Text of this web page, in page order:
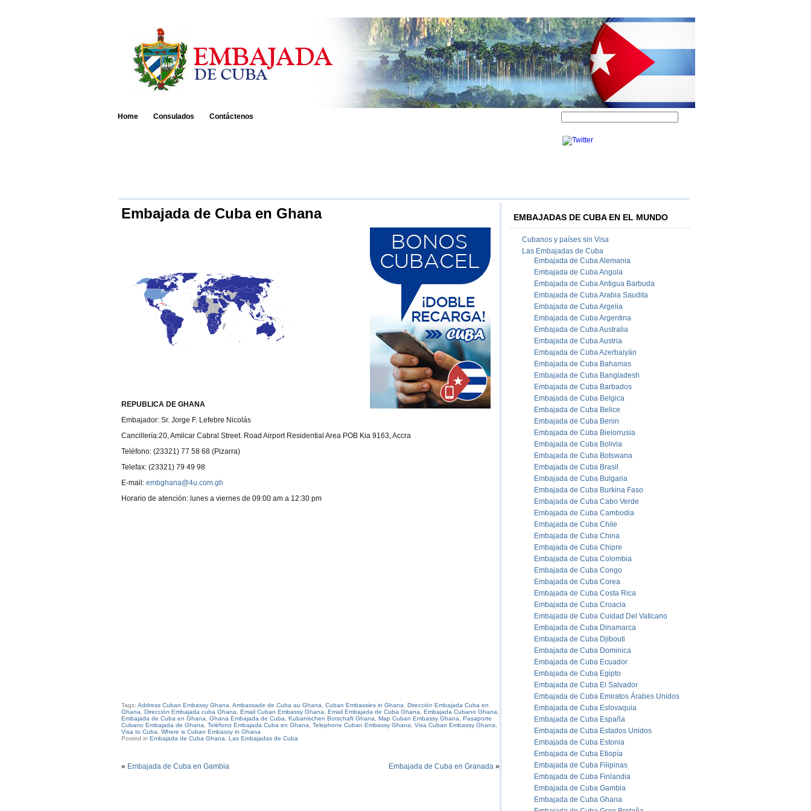
Home Consulados Contáctenos
Embajada de Cuba en Ghana
REPUBLICA DE GHANA
Embajador: Sr. Jorge F. Lefebre Nicolás
Cancillería:20, Amilcar Cabral Street. Road Airport Residential Area POB Kia 9163, Accra
Teléfono: (23321) 77 58 68 (Pizarra)
Telefax: (23321) 79 49 98
E-mail: embghana@4u.com.gh
Horario de atención: lunes a viernes de 09:00 am a 12:30 pm
Tags: Address Cuban Embassy Ghana Ambassade de Cuba au Ghana Cuban Embassies in Ghana
Dirección Embajada Cuba en
Ghana
Dirección Embajada cuba Ghana Email Cuban Embassy Ghana Email Embajada de Cuba Ghana Embajada Cubano Ghana
Embajada de Cuba en Ghana
Ghana Embajada de Cuba Kubanischen Botschaft Ghana Map Cuban Embassy Ghana
Pasaporte
Cubano Embajada de Ghana
Teléfono Embajada Cuba en Ghana Telephone Cuban Embassy Ghana Visa Cuban Embassy Ghana
Visa to Cuba
Where is Cuban Embassy in Ghana
Posted in Embajada de Cuba Ghana Las Embajadas de Cuba
Embajada de Cuba en Granada »
« Embajada de Cuba en Gambia
EMBAJADAS DE CUBA EN EL MUNDO
Cubanos y países sin Visa
Las Embajadas de Cuba
Embajada de Cuba Alemania
Embajada de Cuba Angola
Embajada de Cuba Antigua Barbuda
Embajada de Cuba Arabia Saudita
Embajada de Cuba Argelia
Embajada de Cuba Argentina
Embajada de Cuba Australia
Embajada de Cuba Austria
Embajada de Cuba Azerbaiyán
Embajada de Cuba Bahamas
Embajada de Cuba Bangladesh
Embajada de Cuba Barbados
Embajada de Cuba Belgica
Embajada de Cuba Belice
Embajada de Cuba Benin
Embajada de Cuba Bielorrusia
Embajada de Cuba Bolivia
Embajada de Cuba Botswana
Embajada de Cuba Brasil
Embajada de Cuba Bulgaria
Embajada de Cuba Burkina Faso
Embajada de Cuba Cabo Verde
Embajada de Cuba Cambodia
Embajada de Cuba Chile
Embajada de Cuba China
Embajada de Cuba Chipre
Embajada de Cuba Colombia
Embajada de Cuba Congo
Embajada de Cuba Corea
Embajada de Cuba Costa Rica
Embajada de Cuba Croacia
Embajada de Cuba Cuidad Del Vaticano
Embajada de Cuba Dinamarca
Embajada de Cuba Djibouti
Embajada de Cuba Dominica
Embajada de Cuba Ecuador
Embajada de Cuba Egipto
Embajada de Cuba El Salvador
Embajada de Cuba Emiratos Árabes Unidos
Embajada de Cuba Eslovaquia
Embajada de Cuba España
Embajada de Cuba Estados Unidos
Embajada de Cuba Estonia
Embajada de Cuba Etiopía
Embajada de Cuba Filipinas
Embajada de Cuba Finlandia
Embajada de Cuba Gambia
Embajada de Cuba Ghana